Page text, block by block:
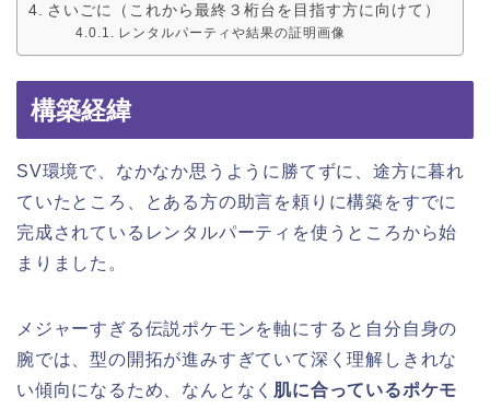
さいごに（これから最終３桁台を目指す方に向けて）
レンタルパーティや結果の証明画像
構築経緯
SV環境で、なかなか思うように勝てずに、途方に暮れ
ていたところ、とある方の助言を頼りに構築をすでに
完成されているレンタルパーティを使うところから始
まりました。
メジャーすぎる伝説ポケモンを軸にすると自分自身の
腕では、型の開拓が進みすぎていて深く理解しきれな
い傾向になるため、なんとなく 肌に合っているポケモ